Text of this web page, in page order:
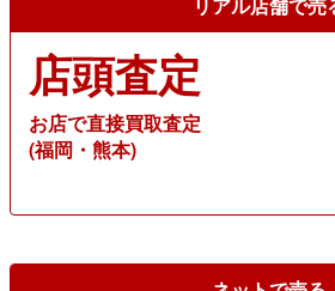
店頭査定
お店で直接買取査定
(福岡・熊本)